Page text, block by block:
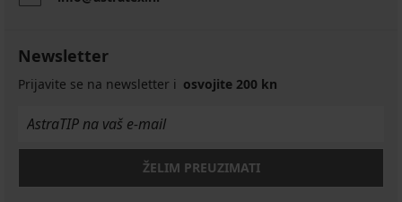
Najlon
20
5,73
Newsletter
Prijavite se na newsletter i osvojite 200 kn
ŽELIM PREUZIMATI